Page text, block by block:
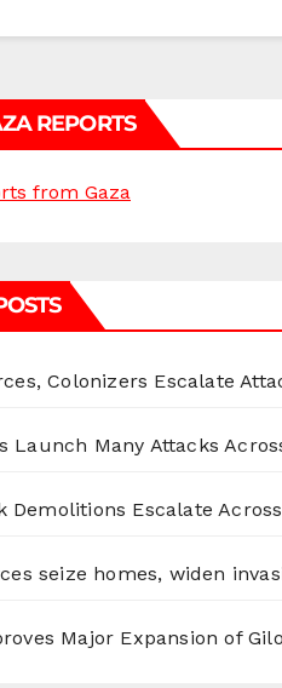
REPORTS
from Gaza
Colonizers Escalate
Launch Many Attacks
Demolitions Escalate
seize homes, widen
Major Expansion of Gilo